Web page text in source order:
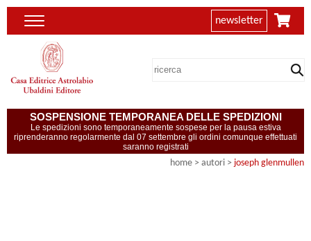
newsletter
SOSPENSIONE TEMPORANEA DELLE SPEDIZIONI
Le spedizioni sono temporaneamente sospese per la pausa estiva
riprenderanno regolarmente dal 07 settembre gli ordini comunque effettuati
saranno registrati
home > autori > joseph glenmullen